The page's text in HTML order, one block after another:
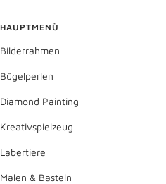
HAUPTMENÜ
Bilderrahmen
Bügelperlen
Diamond Painting
Kreativspielzeug
Labertiere
Malen & Basteln